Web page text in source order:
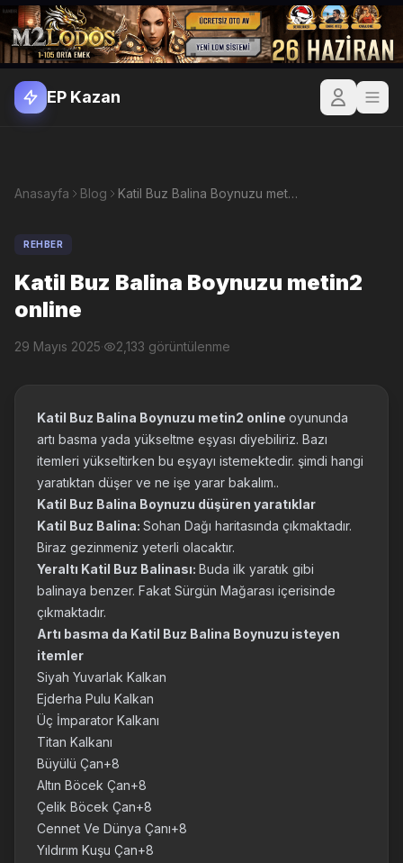
EP Kazan
Anasayfa Blog Katil Buz Balina Boynuzu metin2 online
REHBER
Katil Buz Balina Boynuzu metin2
online
29 Mayıs 2025· 2,133 görüntülenme
Katil Buz Balina Boynuzu metin2 online oyununda
artı basma yada yükseltme eşyası diyebiliriz. Bazı
itemleri yükseltirken bu eşyayı istemektedir. şimdi hangi
yaratıktan düşer ve ne işe yarar bakalım..
Katil Buz Balina Boynuzu düşüren yaratıklar
Katil Buz Balina: Sohan Dağı haritasında çıkmaktadır.
Biraz gezinmeniz yeterli olacaktır.
Yeraltı Katil Buz Balinası: Buda ilk yaratık gibi
balinaya benzer. Fakat Sürgün Mağarası içerisinde
çıkmaktadır.
Artı basma da Katil Buz Balina Boynuzu isteyen
itemler
Siyah Yuvarlak Kalkan
Ejderha Pulu Kalkan
Üç İmparator Kalkanı
Titan Kalkanı
Büyülü Çan+8
Altın Böcek Çan+8
Çelik Böcek Çan+8
Cennet Ve Dünya Çanı+8
Yıldırım Kuşu Çan+8